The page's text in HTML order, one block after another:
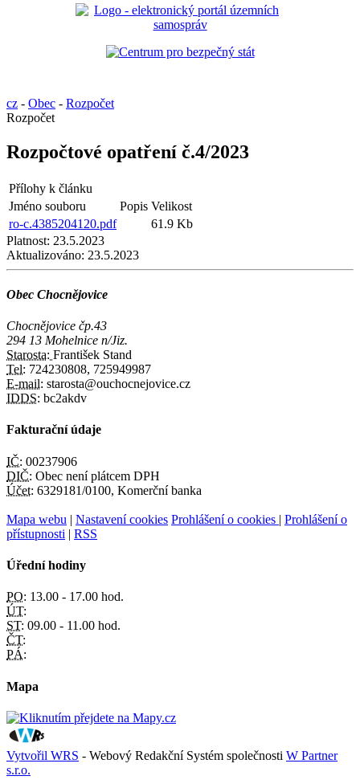
cz - Obec - Rozpočet
Rozpočet
Rozpočtové opatření č.4/2023
Přílohy k článku
Jméno souboru
Popis Velikost
ro-c.4385204120.pdf
61.9 Kb
Platnost: 23.5.2023
Aktualizováno: 23.5.2023
Obec Chocnějovice
Chocnějovice čp.43
294 13 Mohelnice n/Jiz.
Starosta: František Stand
Tel: 724230808, 725949987
E-mail: starosta@ouchocnejovice.cz
IDDS: bc2akdv
Fakturační údaje
IČ: 00237906
DIČ: Obec není plátcem DPH
Účet: 6329181/0100, Komerční banka
Mapa webu | Nastavení cookies Prohlášení o cookies | Prohlášení o
přístupnosti | RSS
Úřední hodiny
PO: 13.00 - 17.00 hod.
ÚT:
ST: 09.00 - 11.00 hod.
ČT:
PÁ:
Mapa
Vytvořil WRS - Webový Redakční Systém společnosti W Partner
s.r.o.